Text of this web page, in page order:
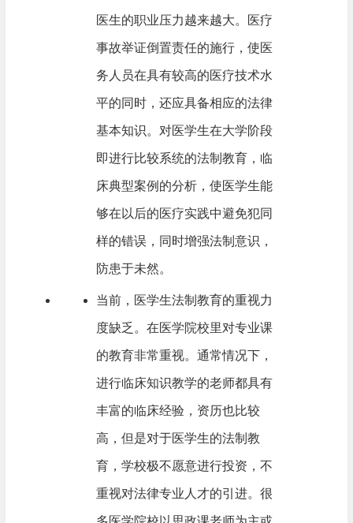
医生的职业压力越来越大。医疗
事故举证倒置责任的施行，使医
务人员在具有较高的医疗技术水
平的同时，还应具备相应的法律
基本知识。对医学生在大学阶段
即进行比较系统的法制教育，临
床典型案例的分析，使医学生能
够在以后的医疗实践中避免犯同
样的错误，同时增强法制意识，
防患于未然。
当前，医学生法制教育的重视力
度缺乏。在医学院校里对专业课
的教育非常重视。通常情况下，
进行临床知识教学的老师都具有
丰富的临床经验，资历也比较
高，但是对于医学生的法制教
育，学校极不愿意进行投资，不
重视对法律专业人才的引进。很